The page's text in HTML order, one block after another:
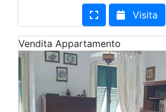
Visita
Vendita Appartamento